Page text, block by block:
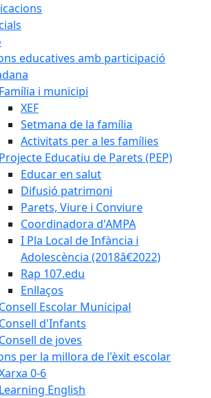
educatives amb participació
Família i municipi
XEF
Setmana de la família
Activitats per a les famílies
Projecte Educatiu de Parets (PEP)
Educar en salut
Difusió patrimoni
Parets, Viure i Conviure
Coordinadora d'AMPA
I Pla Local de Infància i
Adolescència (2018â€2022)
Rap 107.edu
Enllaços
Consell Escolar Municipal
Consell d'Infants
Consell de joves
per la millora de l'èxit escolar
0-6
Learning English